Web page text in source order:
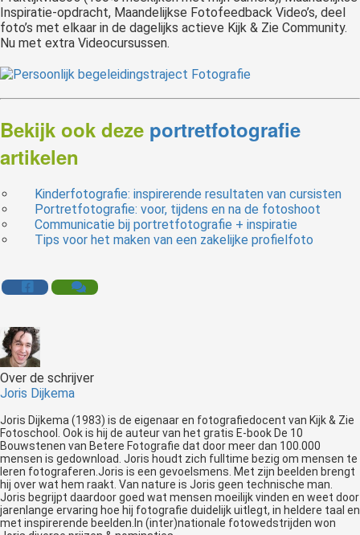
Inspiratie-opdracht, Maandelijkse Fotofeedback Video’s, deel
foto’s met elkaar in de dagelijks actieve Kijk & Zie Community.
Nu met extra Videocursussen.
Bekijk ook deze portretfotografie
artikelen
Kinderfotografie: inspirerende resultaten van cursisten
Portretfotografie: voor, tijdens en na de fotoshoot
Communicatie bij portretfotografie + inspiratie
Tips voor het maken van een zakelijke profielfoto
Over de schrijver
Joris Dijkema
Joris Dijkema (1983) is de eigenaar en fotografiedocent van Kijk & Zie
Fotoschool. Ook is hij de auteur van het gratis E-book De 10
Bouwstenen van Betere Fotografie dat door meer dan 100.000
mensen is gedownload. Joris houdt zich fulltime bezig om mensen te
leren fotograferen.Joris is een gevoelsmens. Met zijn beelden brengt
hij over wat hem raakt. Van nature is Joris geen technische man.
Joris begrijpt daardoor goed wat mensen moeilijk vinden en weet door
jarenlange ervaring hoe hij fotografie duidelijk uitlegt, in heldere taal en
met inspirerende beelden.In (inter)nationale fotowedstrijden won